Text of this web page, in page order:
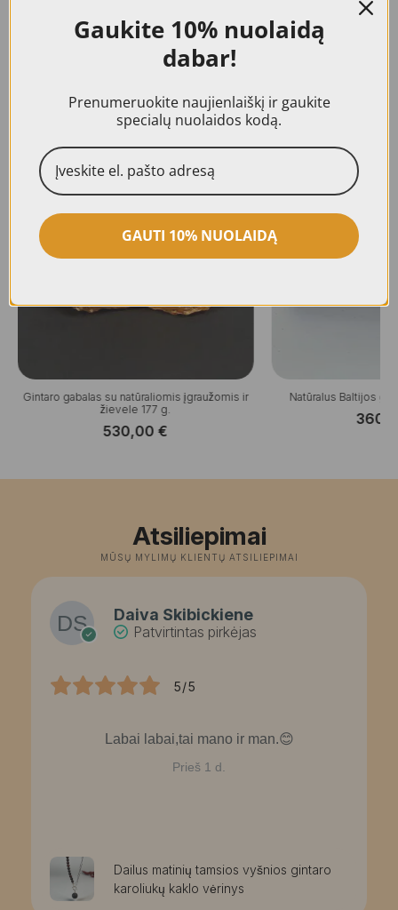
suteikiama 24 mėn. kokybės garantija.
Panašūs produktai
Gintaro gabalas su natūraliomis įgraužomis ir
žievele 177 g.
530,00€
Natūralus Baltijos
Atsiliepimai
MŪSŲ MYLIMŲ KLIENTŲ ATSILIEPIMAI
Daiva Skibickiene
Patvirtintas pirkėjas
5/5
Labai labai,tai mano ir man.😊
Prieš 1 d.
Dailus matinių tamsios vyšnios gintaro
karoliukų kaklo vėrinys
Gaukite 10% nuolaidą
dabar!
Prenumeruokite naujienlaiškį ir gaukite
specialų nuolaidos kodą.
GAUTI 10% NUOLAIDĄ